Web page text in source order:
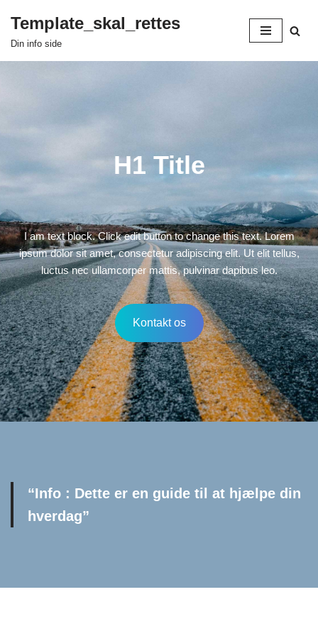
Spring
Template_skal_rettes
Din info side
H1 Title
I am text block. Click edit button to change this text. Lorem
ipsum dolor sit amet, consectetur adipiscing elit. Ut elit tellus,
luctus nec ullamcorper mattis, pulvinar dapibus leo.
Kontakt os
“Info : Dette er en guide til at hjælpe din
hverdag”